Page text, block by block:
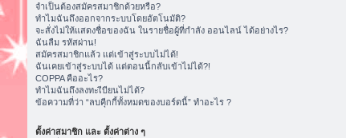
จำเป็นต้องสมัครสมาชิกด้วยหรือ?
ทำไมฉันถึงออกจากระบบโดยอัตโนมัติ?
จะสั่งไม่ให้แสดงชื่อของฉัน ในรายชื่อผู้ที่กำลัง ออนไลน์ ได้อย่างไร?
ฉันลืม รหัสผ่าน!
สมัครสมาชิกแล้ว แต่เข้าสู่ระบบไม่ได้!
ฉันเคยเข้าสู่ระบบได้ แต่ตอนนี้กลับเข้าไม่ได้?!
COPPA คืออะไร?
ทำไมฉันถึงลงทะเีบียนไม่ได้?
ข้อความที่ว่า “ลบคุีกกี้ทั้งหมดของบอร์ดนี้” ทำอะไร ?
ตั้งค่าสมาชิก และ ตั้งค่าต่าง ๆ